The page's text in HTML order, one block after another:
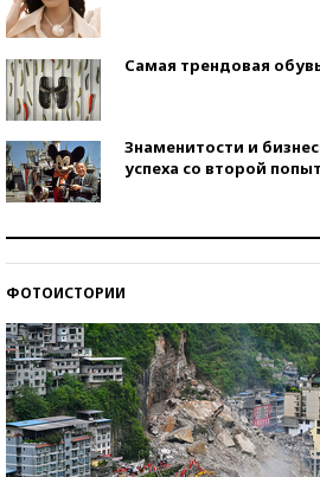
Самая трендовая
Знаменитости и
успеха со второй
ФОТОИСТОРИИ